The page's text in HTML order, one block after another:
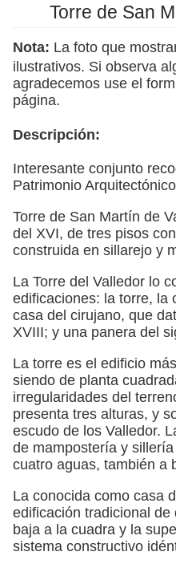
Torre de San
Nota: La foto que
ilustrativos. Si observa
agradecemos use el
página.
Descripción:
Interesante conjunto
Patrimonio
Torre de San Martín de
del XVI, de tres pisos
construida en sillarejo y
La Torre del Valledor lo
edificaciones: la torre, la
casa del cirujano, que
XVIII; y una panera del
La torre es el edificio
siendo de planta
irregularidades del
presenta tres alturas, y
escudo de los Valledor.
de mampostería y
cuatro aguas, también a
La conocida como casa
edificación tradicional
baja a la cuadra y la
sistema constructivo